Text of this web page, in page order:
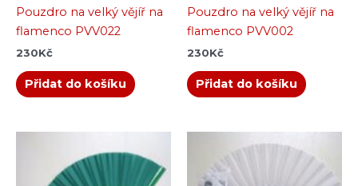
Pouzdro na velký vějíř na
flamenco PVV022
230Kč
Přidat do košíku
Pouzdro na velký vějíř na
flamenco PVV002
230Kč
Přidat do košíku